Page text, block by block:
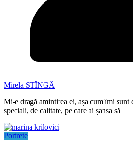
Mirela STÎNGĂ
Mi-e dragă amintirea ei, așa cum îmi
speciali, de calitate, pe care ai șansa să
Portrete